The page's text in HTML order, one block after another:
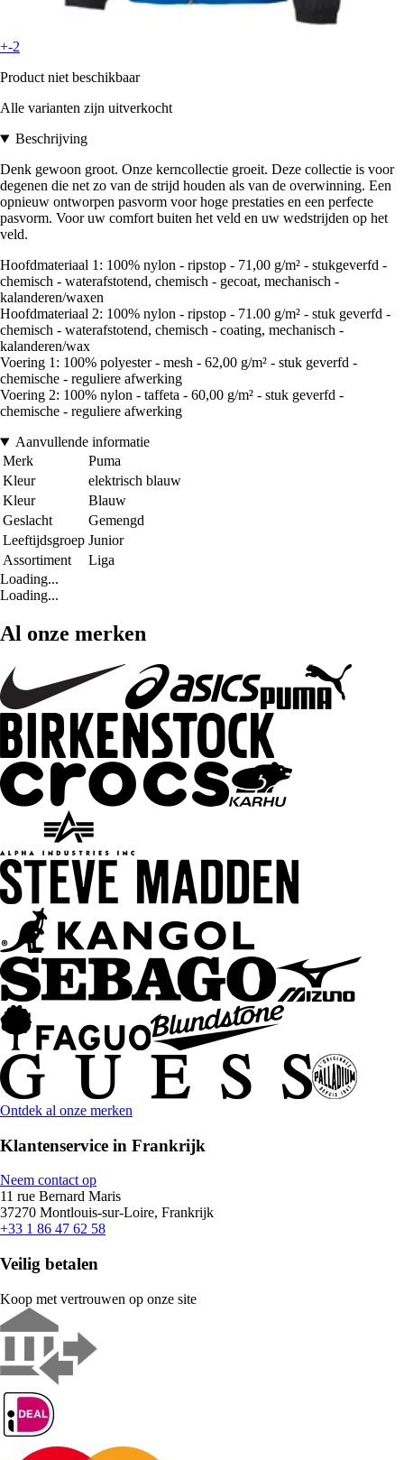
+-2
Product niet beschikbaar
Alle varianten zijn uitverkocht
Beschrijving
Denk gewoon groot. Onze kerncollectie groeit. Deze collectie is voor
degenen die net zo van de strijd houden als van de overwinning. Een
opnieuw ontworpen pasvorm voor hoge prestaties en een perfecte
pasvorm. Voor uw comfort buiten het veld en uw wedstrijden op het
veld.
Hoofdmateriaal 1: 100% nylon - ripstop - 71,00 g/m² - stukgeverfd -
chemisch - waterafstotend, chemisch - gecoat, mechanisch -
kalanderen/waxen
Hoofdmateriaal 2: 100% nylon - ripstop - 71.00 g/m² - stuk geverfd -
chemisch - waterafstotend, chemisch - coating, mechanisch -
kalanderen/wax
Voering 1: 100% polyester - mesh - 62,00 g/m² - stuk geverfd -
chemische - reguliere afwerking
Voering 2: 100% nylon - taffeta - 60,00 g/m² - stuk geverfd -
chemische - reguliere afwerking
Aanvullende informatie
Merk
Puma
Kleur
elektrisch blauw
Kleur
Blauw
Geslacht
Gemengd
Leeftijdsgroep Junior
Assortiment
Liga
Loading...
Loading...
Al onze merken
Ontdek al onze merken
Klantenservice in Frankrijk
Neem contact op
11 rue Bernard Maris
37270 Montlouis-sur-Loire, Frankrijk
+33 1 86 47 62 58
Veilig betalen
Koop met vertrouwen op onze site